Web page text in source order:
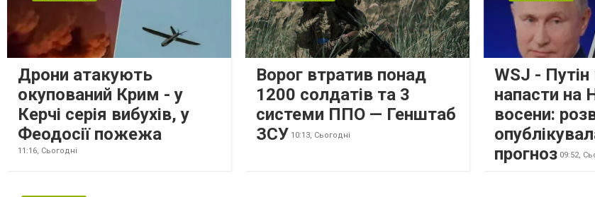
Дрони атакують
окупований Крим - у
Керчі серія вибухів, у
Феодосії пожежа
11:16, Сьогодні
Ворог втратив понад
1200 солдатів та 3
системи ППО — Генштаб
ЗСУ 10:13, Сьогодні
WSJ -
напасти
восени:
прогноз 09:52,